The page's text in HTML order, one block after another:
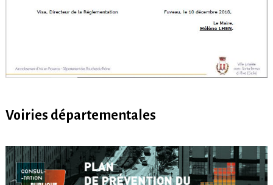
Voiries départementales